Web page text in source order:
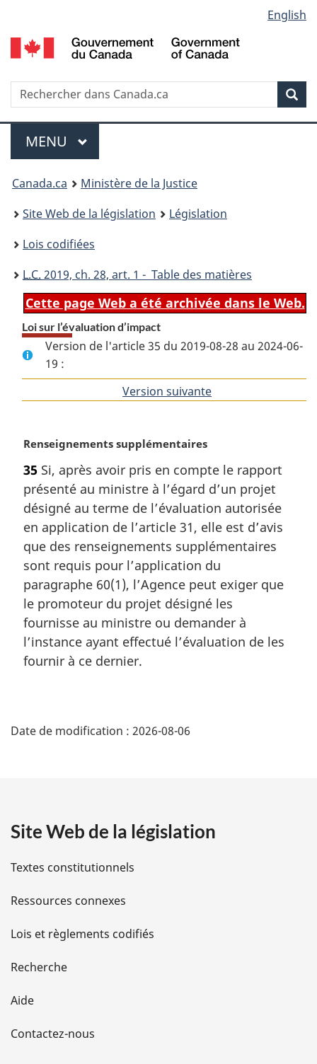
au
contenu
propos
de
la
HTML
simplifiée
selection
English
Recherche
Menu
MENU PRINCIPAL
You
are
here:
Canada.ca
Ministère de la Justice
Site Web de la législation
Législation
Lois codifiées
L.C. 2019, ch. 28, art. 1 - Table des matières
Cette page Web a été archivée dans le Web.
Loi sur l’évaluation d’impact
Version de l'article 35 du 2019-08-28 au 2024-06-
19 :
Version suivante
N
t
e
m
a
g
i
n
a
l
e
:
Renseignements supplémentaires
35 Si, après avoir pris en compte le rapport
présenté au ministre à l’égard d’un projet
désigné au terme de l’évaluation autorisée
en application de l’article 31, elle est d’avis
que des renseignements supplémentaires
sont requis pour l’application du
paragraphe 60(1), l’Agence peut exiger que
le promoteur du projet désigné les
fournisse au ministre ou demander à
l’instance ayant effectué l’évaluation de les
fournir à ce dernier.
é
i
l
s
d
e
l
Date de modification : 2026-08-06
Site Web de la législation
Textes constitutionnels
Ressources connexes
Lois et règlements codifiés
Recherche
Aide
Contactez-nous